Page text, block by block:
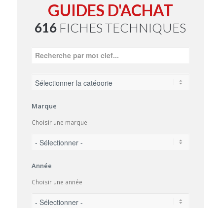
GUIDES D'ACHAT
616 FICHES TECHNIQUES
Marque
Choisir une marque
Année
Choisir une année